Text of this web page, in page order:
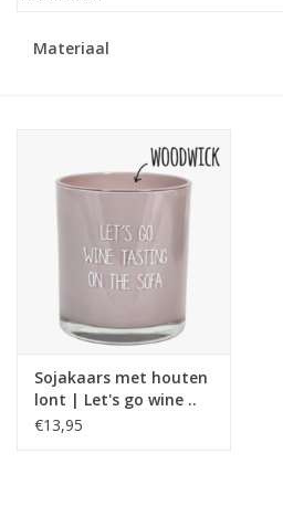
Kaarsen accessoires
Huisparfums
Blog
Materiaal
Sojakaars met houten
lont | Let's go wine ..
€13,95